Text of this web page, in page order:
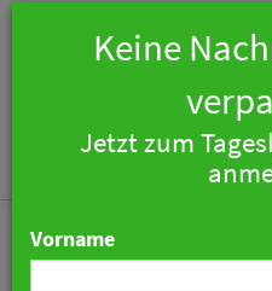
Keine
Jetzt zum
Vorname